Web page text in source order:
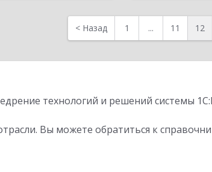
< Назад 1 ... 11 12
технологий и решений системы
Вы можете обратиться к